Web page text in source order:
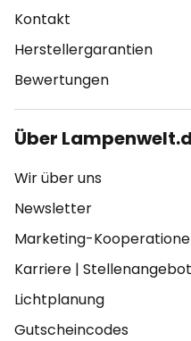
Kontakt
Herstellergarantien
Bewertungen
Über
Wir über uns
Newsletter
Marketing-
Karriere |
Lichtplanung
Gutscheincodes